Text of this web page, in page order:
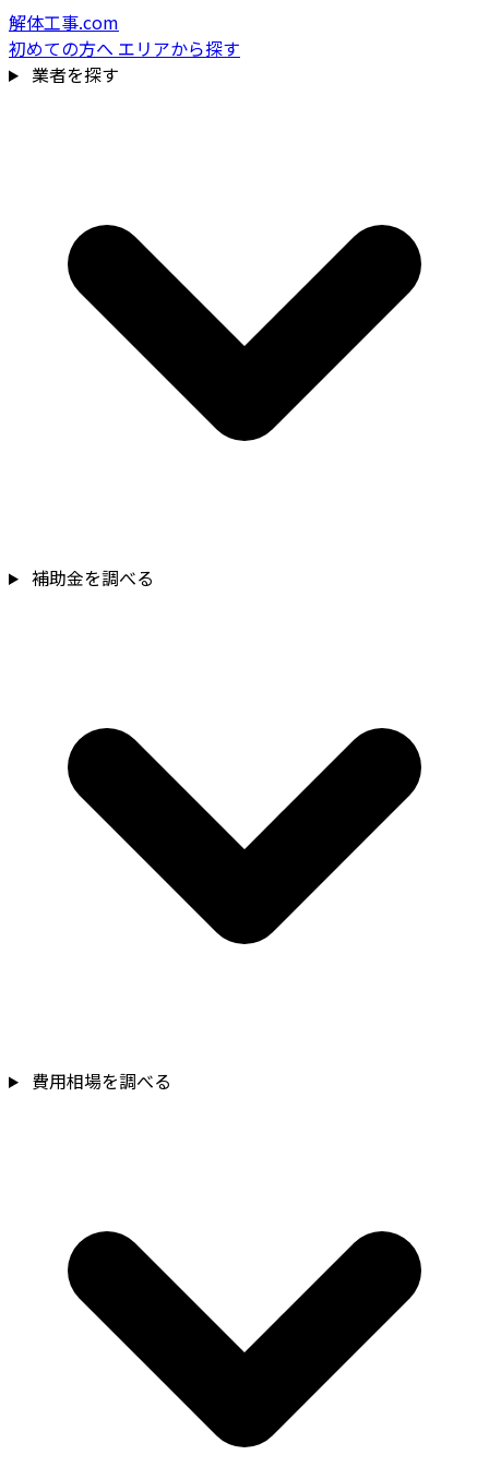
解体工事.com
初めての方へ エリアから探す
業者を探す
補助金を調べる
費用相場を調べる